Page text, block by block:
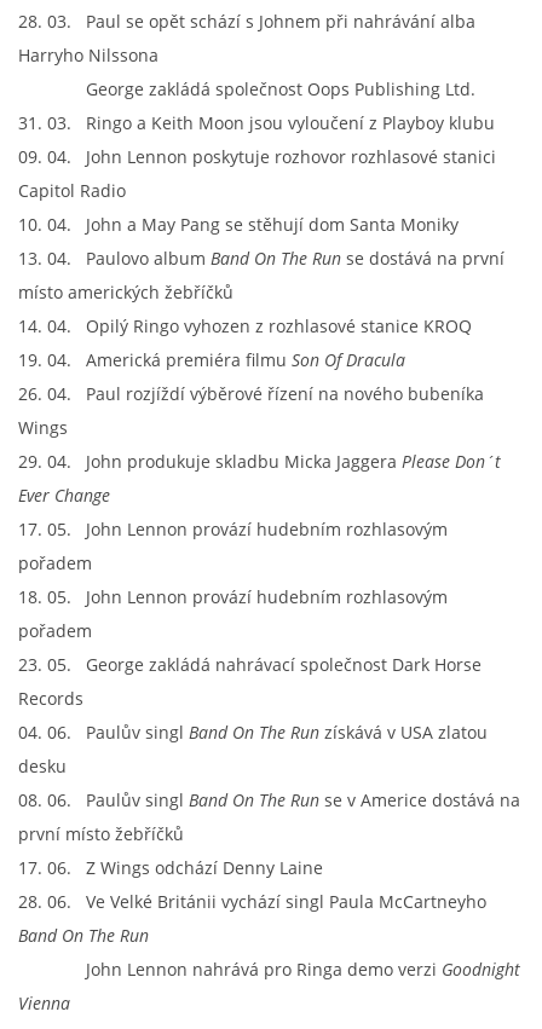
28. 03. Paul se opět schází s Johnem při nahrávání alba
Harryho Nilssona
George zakládá společnost Oops Publishing Ltd.
31. 03. Ringo a Keith Moon jsou vyloučení z Playboy klubu
09. 04. John Lennon poskytuje rozhovor rozhlasové stanici
Capitol Radio
10. 04. John a May Pang se stěhují dom Santa Moniky
13. 04. Paulovo album Band On The Run se dostává na první
místo amerických žebříčků
14. 04. Opilý Ringo vyhozen z rozhlasové stanice KROQ
19. 04. Americká premiéra filmu Son Of Dracula
26. 04. Paul rozjíždí výběrové řízení na nového bubeníka
Wings
29. 04. John produkuje skladbu Micka Jaggera Please Don´t
Ever Change
17. 05. John Lennon provází hudebním rozhlasovým
pořadem
18. 05. John Lennon provází hudebním rozhlasovým
pořadem
23. 05. George zakládá nahrávací společnost Dark Horse
Records
04. 06. Paulův singl Band On The Run získává v USA zlatou
desku
08. 06. Paulův singl Band On The Run se v Americe dostává na
první místo žebříčků
17. 06. Z Wings odchází Denny Laine
28. 06. Ve Velké Británii vychází singl Paula McCartneyho
Band On The Run
John Lennon nahrává pro Ringa demo verzi Goodnight
Vienna